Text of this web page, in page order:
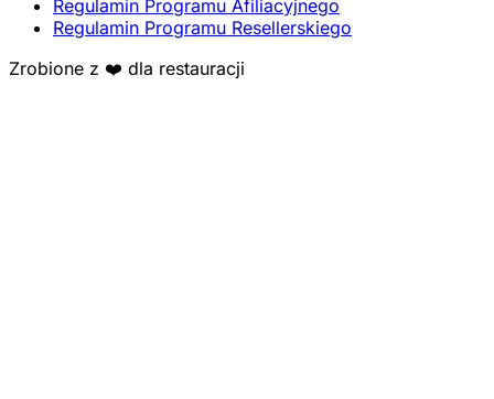
Regulamin Programu Afiliacyjnego
Regulamin Programu Resellerskiego
Zrobione z ❤️ dla restauracji